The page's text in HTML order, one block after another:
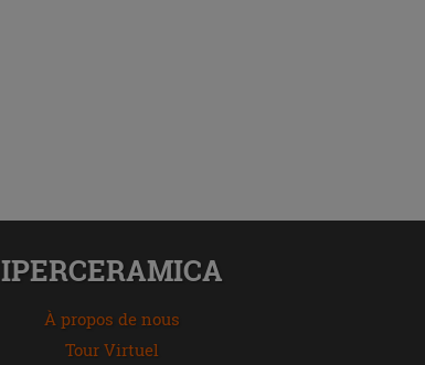
IPERCERAMICA
À propos de nous
Tour Virtuel